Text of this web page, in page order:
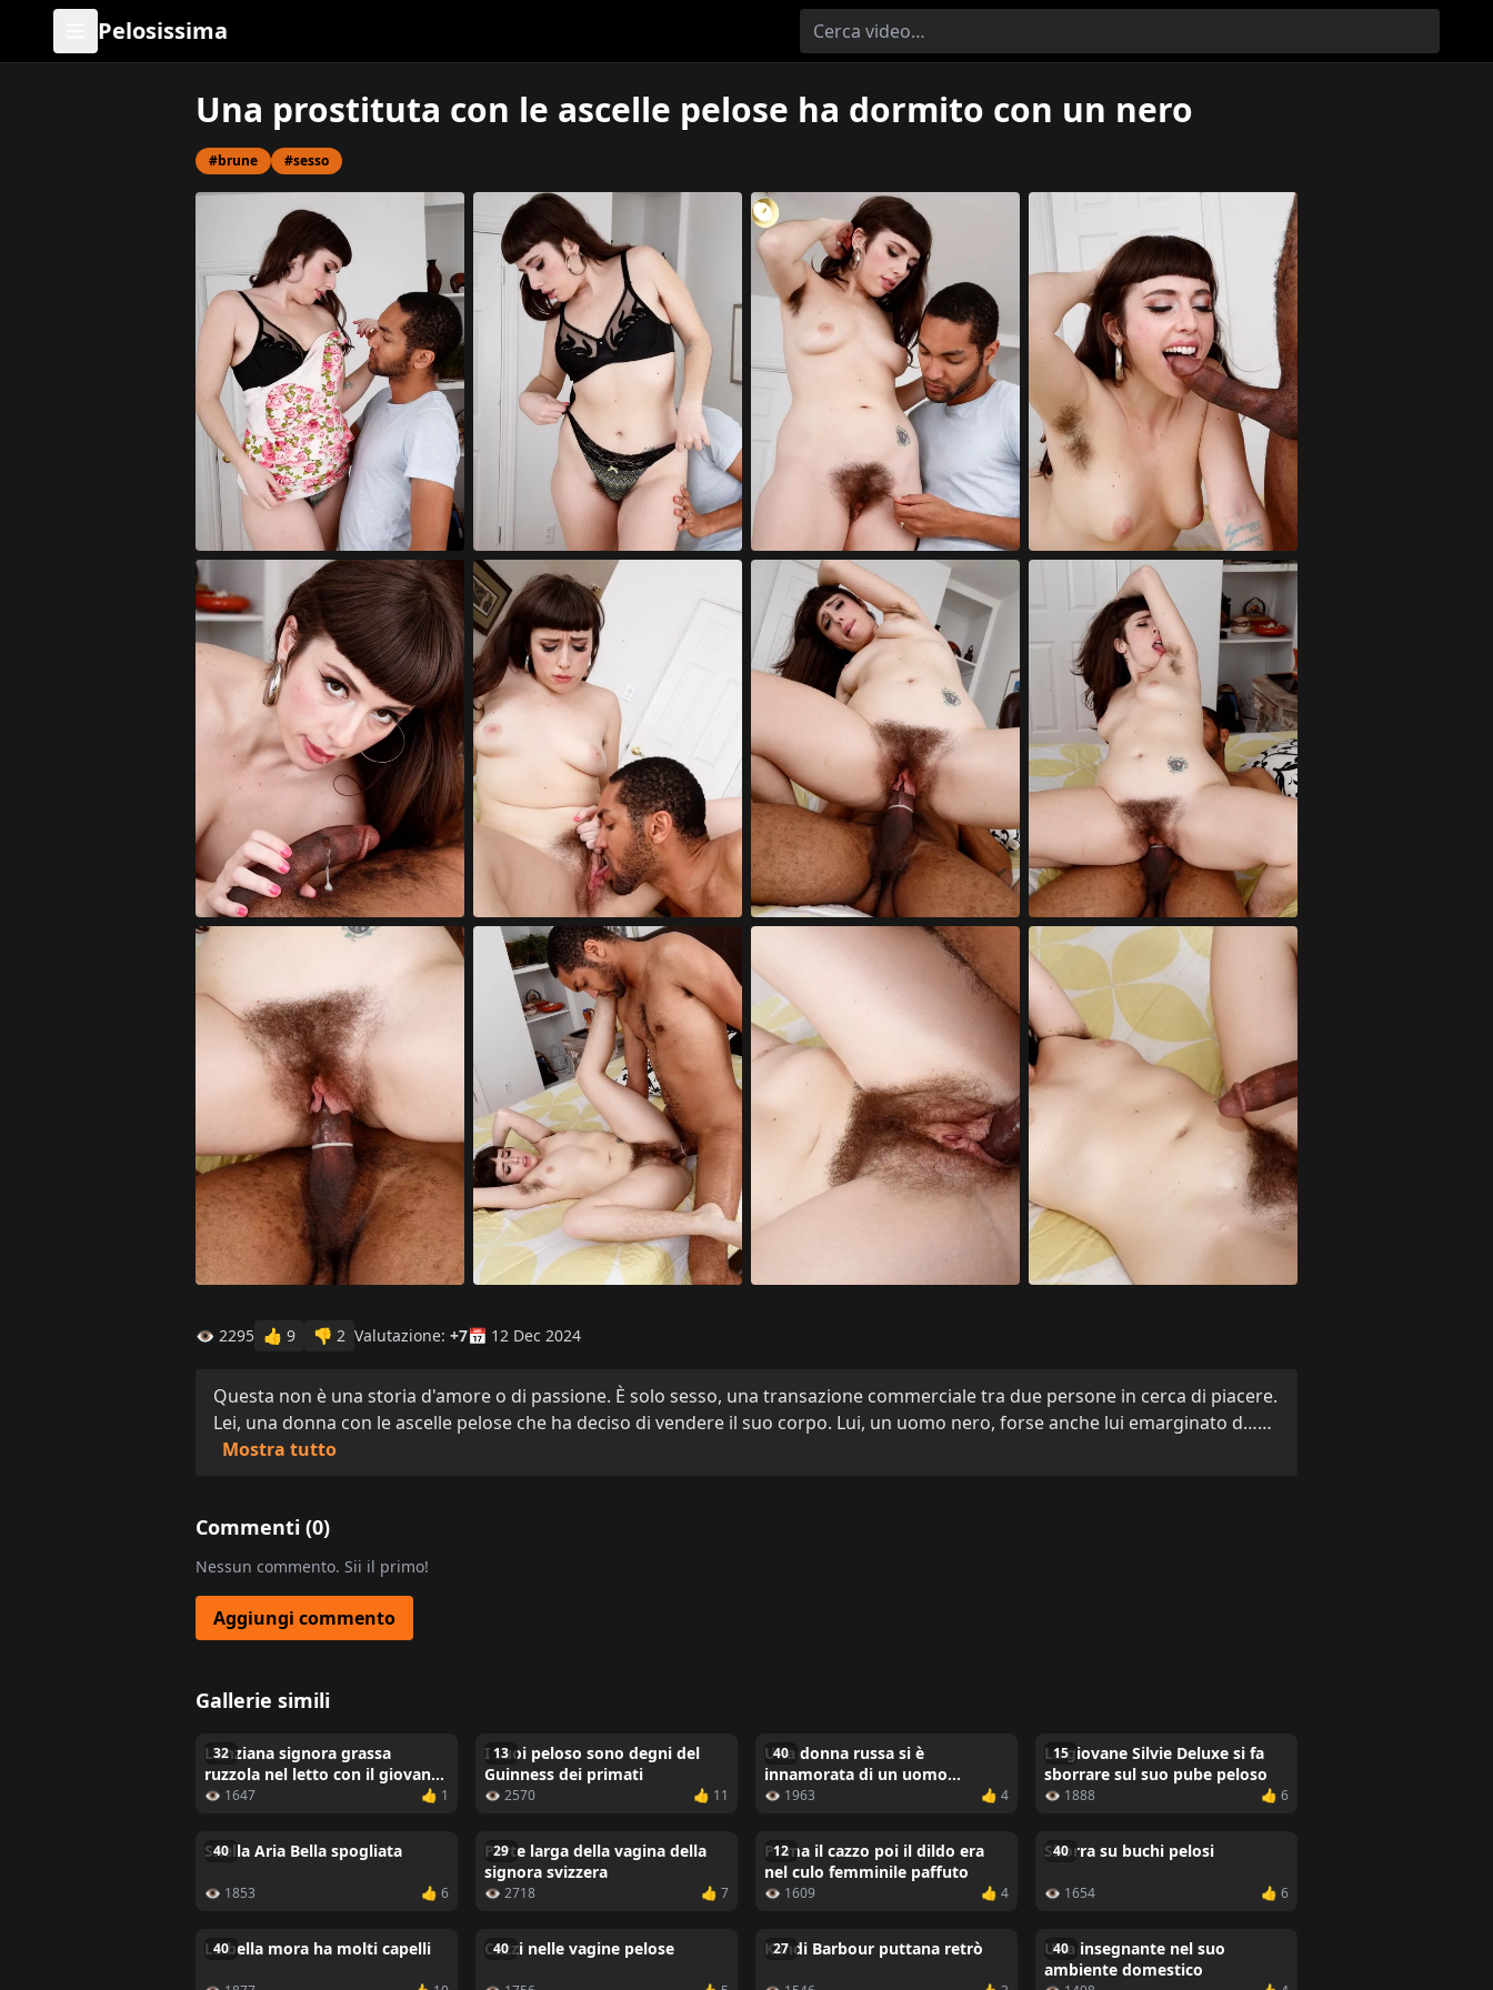
Pelosissima
Una prostituta con le ascelle pelose ha dormito con un nero
#brune #sesso
👁 2295 👍 9 👎 2 Valutazione: +7📅 12 Dec 2024
Questa non è una storia d'amore o di passione. È solo sesso, una transazione commerciale tra due persone in cerca di piacere.
Lei, una donna con le ascelle pelose che ha deciso di vendere il suo corpo. Lui, un uomo nero, forse anche lui emarginato d……
Mostra tutto
Commenti (0)
Nessun commento. Sii il primo!
Aggiungi commento
Gallerie simili
32
L'anziana signora grassa
ruzzola nel letto con il giovane
amante
👁 1647 👍 1
13
I suoi peloso sono degni del
Guinness dei primati
👁 2570 👍 11
40
Una donna russa si è
innamorata di un uomo
anziano
👁 1963 👍 4
15
La giovane Silvie Deluxe si fa
sborrare sul suo pube peloso
👁 1888 👍 6
40
Snella Aria Bella spogliata
👁 1853 👍 6
29
Parte larga della vagina della
signora svizzera
👁 2718 👍 7
12
Prima il cazzo poi il dildo era
nel culo femminile paffuto
👁 1609 👍 4
40
Sborra su buchi pelosi
👁 1654 👍 6
40
La bella mora ha molti capelli 40
Cazzi nelle vagine pelose 27
Kandi Barbour puttana retrò 40
Una insegnante nel suo
ambiente domestico